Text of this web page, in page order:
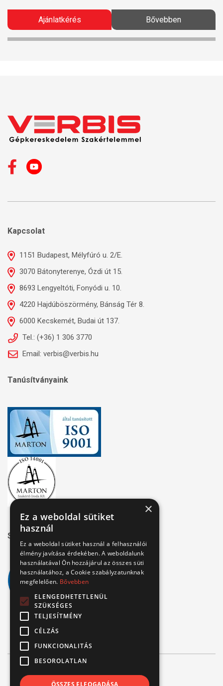
Ajánlatkérés Bővebben
Kapcsolat
1151 Budapest, Mélyfúró u. 2/E.
3070 Bátonyterenye, Ózdi út 15.
8693 Lengyeltóti, Fonyódi u. 10.
4220 Hajdúböszörmény, Bánság Tér 8.
6000 Kecskemét, Budai út 137.
Tel.: (+36) 1 306 3770
Email: verbis@verbis.hu
Tanúsítványaink
Széchenyi 2020
© Verbis Kft 2026
×
Ez a weboldal sütiket
használ
Ez a weboldal sütiket használ a felhasználói
élmény javítása érdekében. A weboldalunk
használatával Ön hozzájárul az összes süti
használatához, a Cookie szabályzatunknak
megfelelően. Bővebben
ELENGEDHETETLENÜL
SZÜKSÉGES
TELJESÍTMÉNY
CÉLZÁS
FUNKCIONALITÁS
BESOROLATLAN
ÖSSZES ELFOGADÁSA